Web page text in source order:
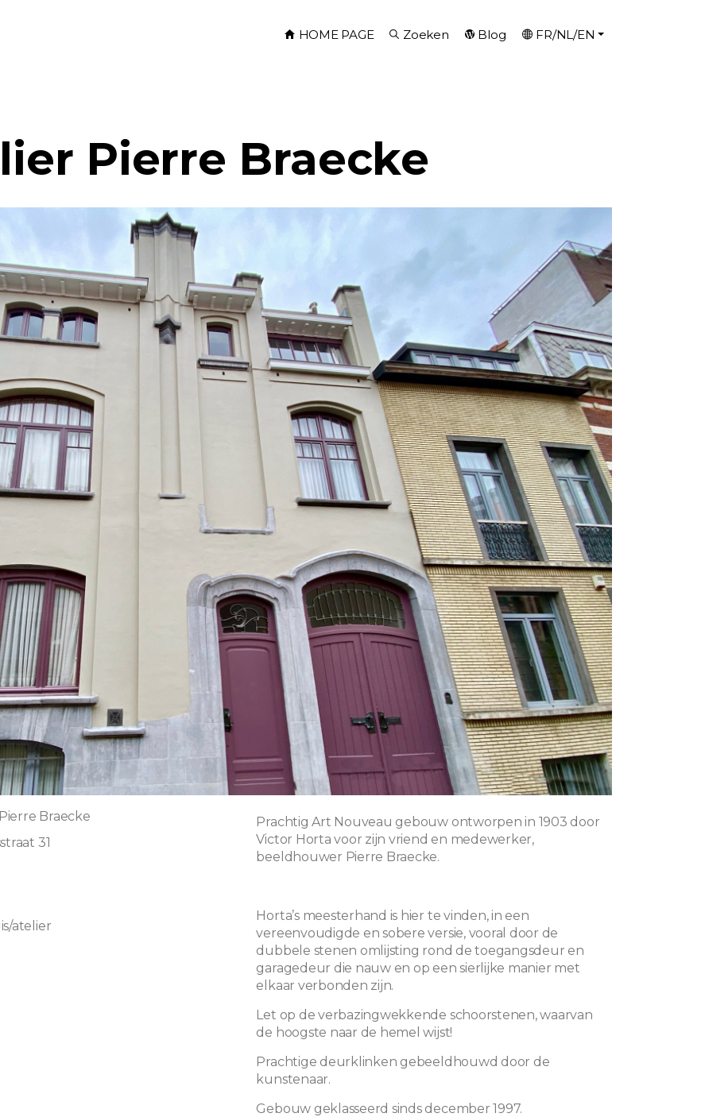
HOME PAGE Zoeken Blog FR/NL/EN
Pierre Braecke
Braecke
31
atelier
Prachtig Art Nouveau gebouw ontworpen in 1903 door
Victor Horta voor zijn vriend en medewerker,
beeldhouwer Pierre Braecke.
Horta’s meesterhand is hier te vinden, in een
vereenvoudigde en sobere versie, vooral door de
dubbele stenen omlijsting rond de toegangsdeur en
garagedeur die nauw en op een sierlijke manier met
elkaar verbonden zijn.
Let op de verbazingwekkende schoorstenen, waarvan
de hoogste naar de hemel wijst!
Prachtige deurklinken gebeeldhouwd door de
kunstenaar.
Gebouw geklasseerd sinds december 1997.